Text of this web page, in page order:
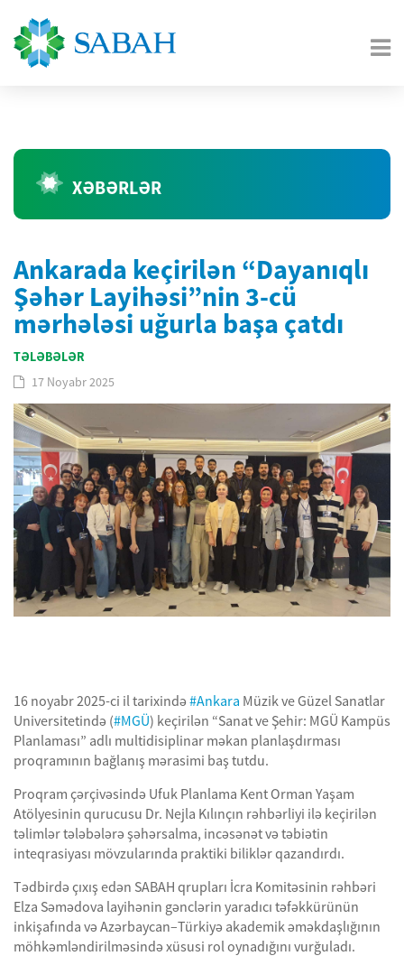
XƏBƏRLƏR
Ankarada keçirilən “Dayanıqlı
Şəhər Layihəsi”nin 3-cü
mərhələsi uğurla başa çatdı
TƏLƏBƏLƏR
17 Noyabr 2025
16 noyabr 2025-ci il tarixində #Ankara Müzik ve Güzel Sanatlar
Universitetində (#MGÜ) keçirilən “Sanat ve Şehir: MGÜ Kampüs
Planlaması” adlı multidisiplinar məkan planlaşdırması
proqramının bağlanış mərasimi baş tutdu.
Proqram çərçivəsində Ufuk Planlama Kent Orman Yaşam
Atölyesinin qurucusu Dr. Nejla Kılınçın rəhbərliyi ilə keçirilən
təlimlər tələbələrə şəhərsalma, incəsənət və təbiətin
inteqrasiyası mövzularında praktiki biliklər qazandırdı.
Tədbirdə çıxış edən SABAH qrupları İcra Komitəsinin rəhbəri
Elza Səmədova layihənin gənclərin yaradıcı təfəkkürünün
inkişafında və Azərbaycan–Türkiyə akademik əməkdaşlığının
möhkəmləndirilməsində xüsusi rol oynadığını vurğuladı.